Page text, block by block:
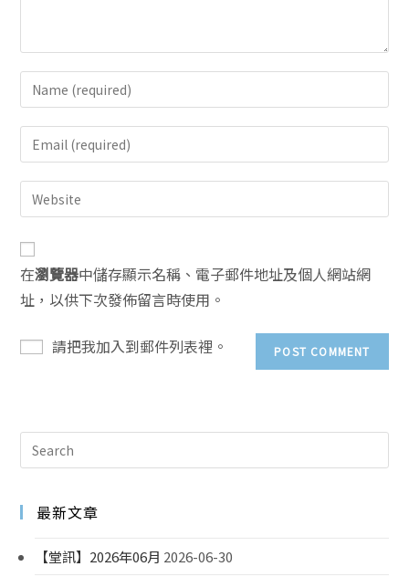
在瀏覽器中儲存顯示名稱、電子郵件地址及個人網站網
址，以供下次發佈留言時使用。
請把我加入到郵件列表裡。
最新文章
【堂訊】2026年06月 2026-06-30